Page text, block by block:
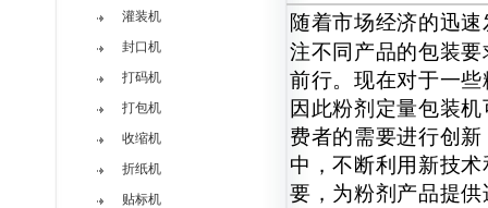
灌装机
封口机
打码机
打包机
收缩机
折纸机
贴标机
随着市场经济的迅
注不同产品的包装要
前行。现在对于一
因此粉剂定量包装
费者的需要进行创
中，不断利用新技
要，为粉剂产品提